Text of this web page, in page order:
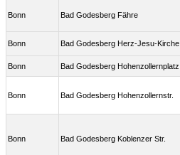
Bonn Bad Godesberg Fähre
Bonn Bad Godesberg Herz-Jesu-Kirche
Bonn
Bad Godesberg Hohenzollernplatz
Bonn Bad Godesberg Hohenzollernstr.
Bonn Bad Godesberg Koblenzer Str.